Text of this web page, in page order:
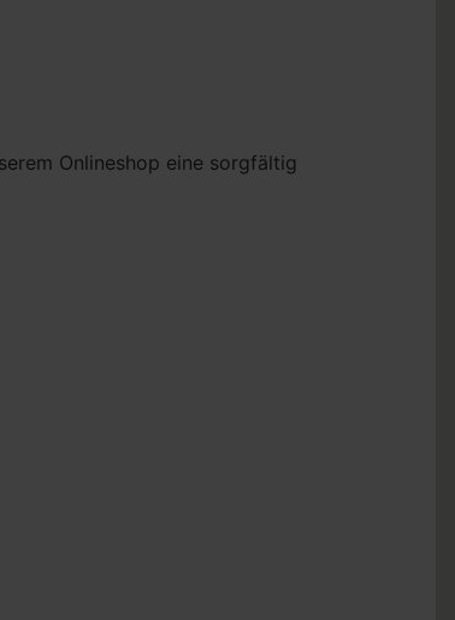
Onlineshop eine sorgfältig